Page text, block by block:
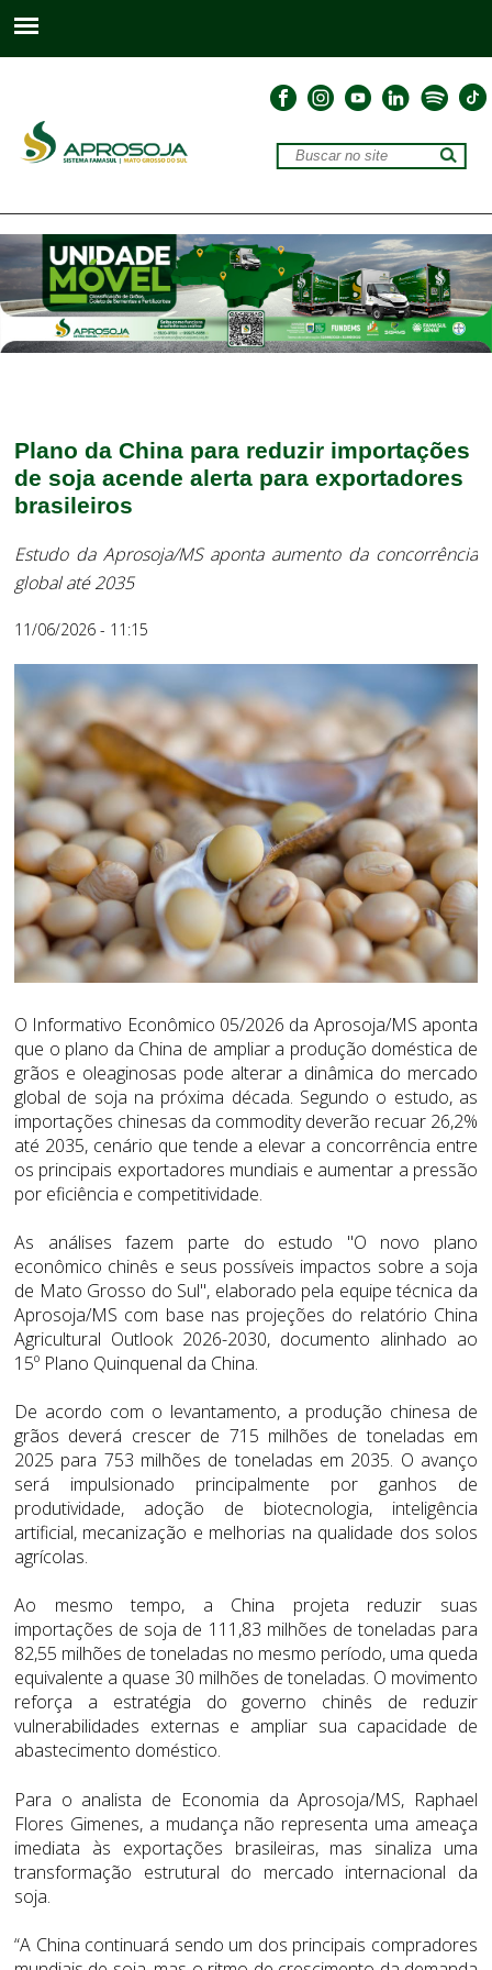
Plano da China para reduzir importações
de soja acende alerta para exportadores
brasileiros
Estudo da Aprosoja/MS aponta aumento da concorrência
global até 2035
11/06/2026 - 11:15
O Informativo Econômico 05/2026 da Aprosoja/MS aponta
que o plano da China de ampliar a produção doméstica de
grãos e oleaginosas pode alterar a dinâmica do mercado
global de soja na próxima década. Segundo o estudo, as
importações chinesas da commodity deverão recuar 26,2%
até 2035, cenário que tende a elevar a concorrência entre
os principais exportadores mundiais e aumentar a pressão
por eficiência e competitividade.
As análises fazem parte do estudo "O novo plano
econômico chinês e seus possíveis impactos sobre a soja
de Mato Grosso do Sul", elaborado pela equipe técnica da
Aprosoja/MS com base nas projeções do relatório China
Agricultural Outlook 2026-2030, documento alinhado ao
15º Plano Quinquenal da China.
De acordo com o levantamento, a produção chinesa de
grãos deverá crescer de 715 milhões de toneladas em
2025 para 753 milhões de toneladas em 2035. O avanço
será impulsionado principalmente por ganhos de
produtividade, adoção de biotecnologia, inteligência
artificial, mecanização e melhorias na qualidade dos solos
agrícolas.
Ao mesmo tempo, a China projeta reduzir suas
importações de soja de 111,83 milhões de toneladas para
82,55 milhões de toneladas no mesmo período, uma queda
equivalente a quase 30 milhões de toneladas. O movimento
reforça a estratégia do governo chinês de reduzir
vulnerabilidades externas e ampliar sua capacidade de
abastecimento doméstico.
Para o analista de Economia da Aprosoja/MS, Raphael
Flores Gimenes, a mudança não representa uma ameaça
imediata às exportações brasileiras, mas sinaliza uma
transformação estrutural do mercado internacional da
soja.
“A China continuará sendo um dos principais compradores